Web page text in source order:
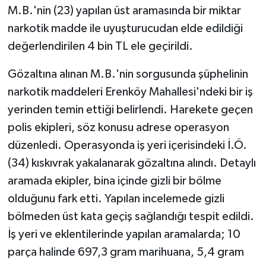
M.B.'nin (23) yapılan üst aramasında bir miktar
narkotik madde ile uyuşturucudan elde edildiği
değerlendirilen 4 bin TL ele geçirildi.
Gözaltına alınan M.B.'nin sorgusunda şüphelinin
narkotik maddeleri Erenköy Mahallesi'ndeki bir iş
yerinden temin ettiği belirlendi. Harekete geçen
polis ekipleri, söz konusu adrese operasyon
düzenledi. Operasyonda iş yeri içerisindeki İ.Ö.
(34) kıskıvrak yakalanarak gözaltına alındı. Detaylı
aramada ekipler, bina içinde gizli bir bölme
olduğunu fark etti. Yapılan incelemede gizli
bölmeden üst kata geçiş sağlandığı tespit edildi.
İş yeri ve eklentilerinde yapılan aramalarda; 10
parça halinde 697,3 gram marihuana, 5,4 gram